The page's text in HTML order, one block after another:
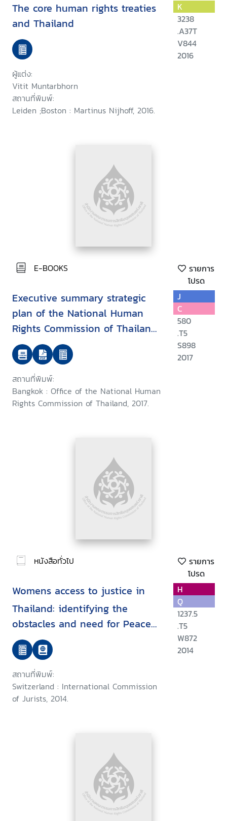
The core human rights treaties
and Thailand
ผู้แต่ง:
Vitit Muntarbhorn
สถานที่พิมพ์:
Leiden ;Boston : Martinus Nijhoff, 2016.
K
3238
.A37T
V844
2016
E-BOOKS
รายการ
โปรด
Executive summary strategic
plan of the National Human
Rights Commission of Thailand
(NHRCT), B.E. 2560 - 2565
(2017-2022)
สถานที่พิมพ์:
Bangkok : Office of the National Human
Rights Commission of Thailand, 2017.
J
C
580
.T5
S898
2017
หนังสือทั่วไป
รายการ
โปรด
Womens access to justice in
Thailand: identifying the
obstacles and need for Peace
Foundation
สถานที่พิมพ์:
Switzerland : International Commission
of Jurists, 2014.
H
Q
1237.5
.T5
W872
2014